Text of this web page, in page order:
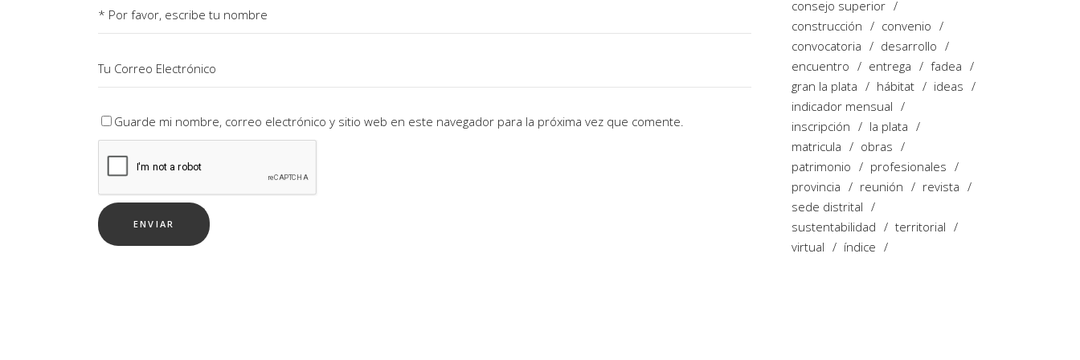
consejo superior
construcción
convenio
convocatoria
desarrollo
encuentro
entrega
fadea
gran la plata
hábitat
ideas
indicador mensual
inscripción
la plata
matricula
obras
patrimonio
profesionales
provincia
reunión
revista
sede distrital
sustentabilidad
territorial
virtual
índice